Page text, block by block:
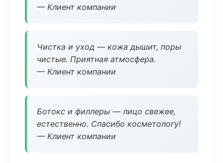
— Клиент компании
Чистка и уход — кожа дышит, поры
чистые. Приятная атмосфера.
— Клиент компании
Ботокс и филлеры — лицо свежее,
естественно. Спасибо косметологу!
— Клиент компании